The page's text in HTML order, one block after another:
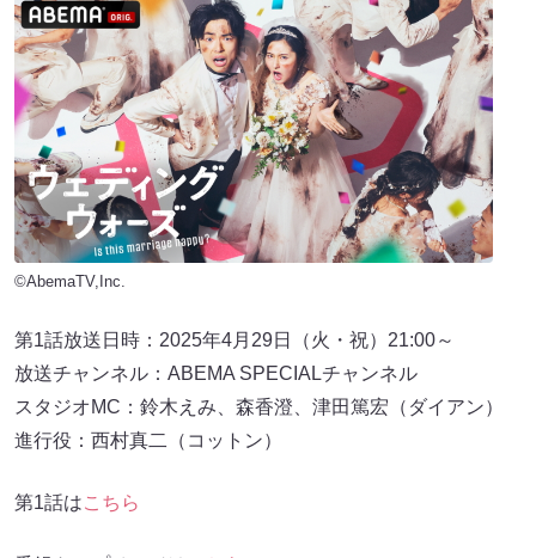
©AbemaTV,Inc.
第1話放送日時：2025年4月29日（火・祝）21:00～
放送チャンネル：ABEMA SPECIALチャンネル
スタジオMC：鈴木えみ、森香澄、津田篤宏（ダイアン）
進行役：西村真二（コットン）
第1話はこちら